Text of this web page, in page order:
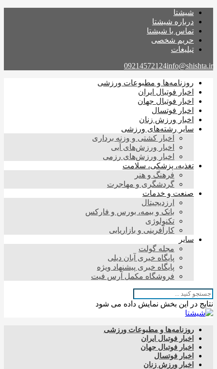
شیشتا
درباره شیشتا
تماس با شیشتا
حریم شخصی
تبلیغات
09214572124info@shishta.ir
روزنامه‌ها و مطبوعات ورزشی
اخبار فوتبال ایران
اخبار فوتبال جهان
اخبار فوتسال
اخبار ورزش زنان
سایر رشته‌های ورزشی
اخبار کشتی و وزنه برداری
اخبار ورزش‌های آبی
اخبار ورزش‌های رزمی
تغذیه، پزشکی، سلامت
فرهنگ و هنر
گردشگری و مهاجرت
صنعت و خدمات
ارزدیجیتال
بانک و بیمه، بورس و فارکس
تکنولوژی
کارآفرینی و بازاریابی
سایر
مجله گولت
پایگاه خبری آبان دیلی
پایگاه خبری پیشنهاد ویژه
فروشگاه مکمل آرس فیت
نتایج در این بخش نمایش داده می شود
روزنامه‌ها و مطبوعات ورزشی
اخبار فوتبال ایران
اخبار فوتبال جهان
اخبار فوتسال
اخبار ورزش زنان